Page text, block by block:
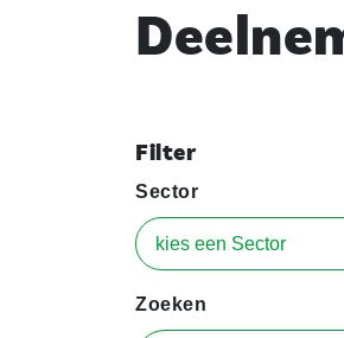
Filter
Sector
Zoeken